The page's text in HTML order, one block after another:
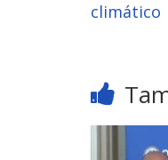
climático